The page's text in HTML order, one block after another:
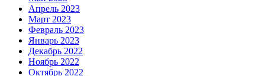
Апрель 2023
Март 2023
Февраль 2023
Январь 2023
Декабрь 2022
Ноябрь 2022
Октябрь 2022